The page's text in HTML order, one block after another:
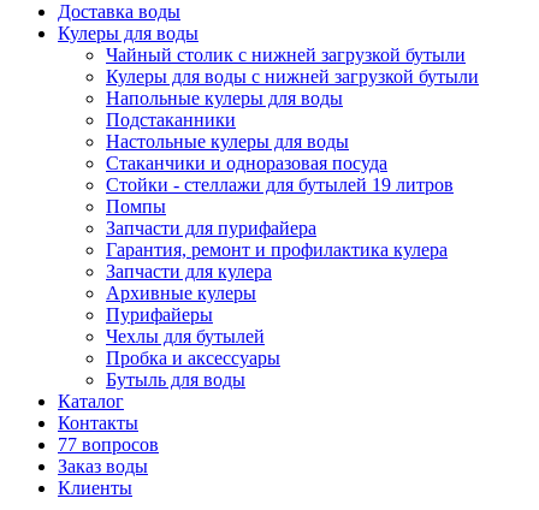
Доставка воды
Кулеры для воды
Чайный столик с нижней загрузкой бутыли
Кулеры для воды с нижней загрузкой бутыли
Напольные кулеры для воды
Подстаканники
Настольные кулеры для воды
Стаканчики и одноразовая посуда
Стойки - стеллажи для бутылей 19 литров
Помпы
Запчасти для пурифайера
Гарантия, ремонт и профилактика кулера
Запчасти для кулера
Архивные кулеры
Пурифайеры
Чехлы для бутылей
Пробка и аксессуары
Бутыль для воды
Каталог
Контакты
77 вопросов
Заказ воды
Клиенты